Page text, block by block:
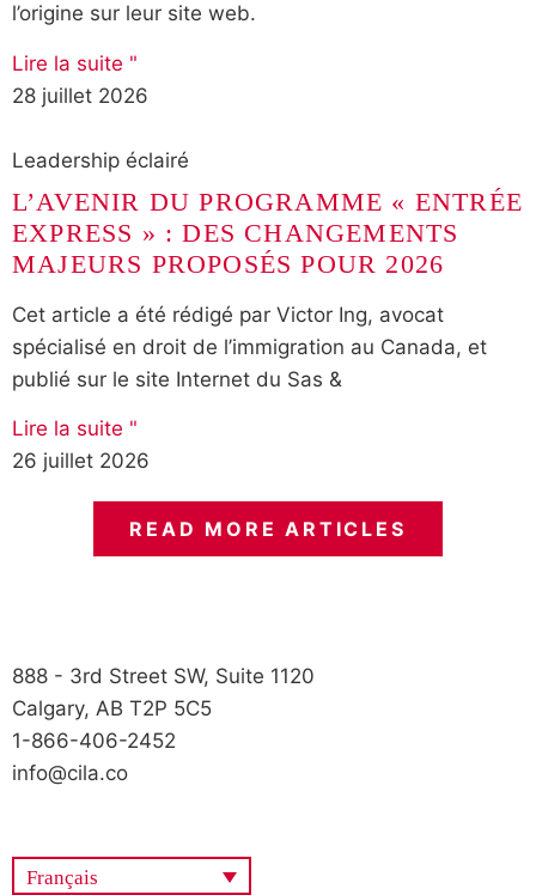
l’origine sur leur site web.
Lire la suite "
28 juillet 2026
Leadership éclairé
L’AVENIR DU PROGRAMME « ENTRÉE
EXPRESS » : DES CHANGEMENTS
MAJEURS PROPOSÉS POUR 2026
Cet article a été rédigé par Victor Ing, avocat
spécialisé en droit de l’immigration au Canada, et
publié sur le site Internet du Sas &
Lire la suite "
26 juillet 2026
READ MORE ARTICLES
888 - 3rd Street SW, Suite 1120
Calgary, AB T2P 5C5
1-866-406-2452
info@cila.co
Français